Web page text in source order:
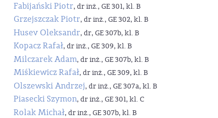
Fabijański Piotr, dr inż., GE 301, kl. B
Grzejszczak Piotr, dr inż., GE 302, kl. B
Husev Oleksandr, dr, GE 307b, kl. B
Kopacz Rafał, dr inż., GE 309, kl. B
Milczarek Adam, dr inż., GE 307b, kl. B
Miśkiewicz Rafał, dr inż., GE 309, kl. B
Olszewski Andrzej, dr inż., GE 307a, kl. B
Piasecki Szymon, dr inż., GE 301, kl. C
Rolak Michał, dr inż., GE 307b, kl. B